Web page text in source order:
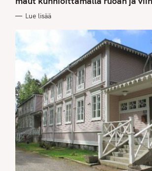
O
I
Lue lisää